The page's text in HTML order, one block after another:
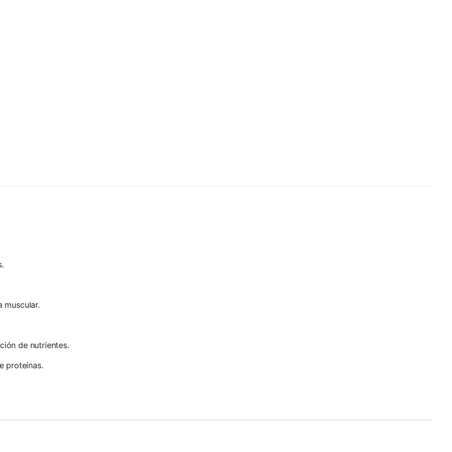
muscular.
de nutrientes.
proteínas.